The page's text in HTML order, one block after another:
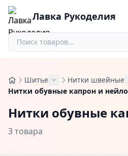
Лавка Рукоделия
Шитье
Нитки швейные
Нитки обувные капрон и
Нитки обувные
3 товара